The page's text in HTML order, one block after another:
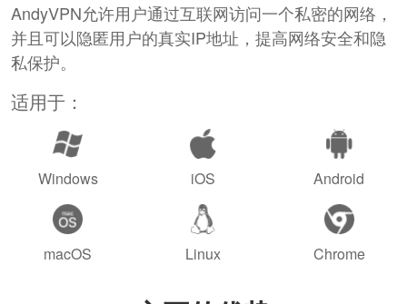
AndyVPN允许用户通过互联网访问一个私密的网络，
并且可以隐匿用户的真实IP地址，提高网络安全和隐
私保护。
适用于：
Windows iOS Android
macOS Linux Chrome